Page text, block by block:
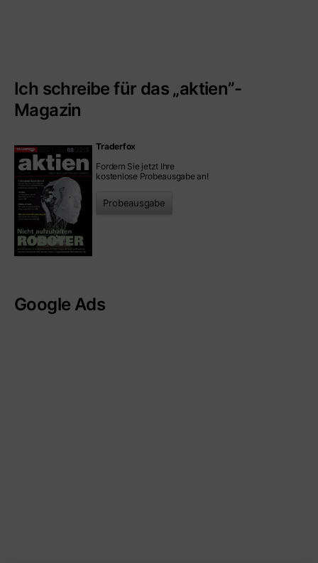
Ich schreibe für das „aktien”-
Magazin
Traderfox
Fordern Sie jetzt Ihre
kostenlose Probeausgabe an!
Probeausgabe
Google Ads